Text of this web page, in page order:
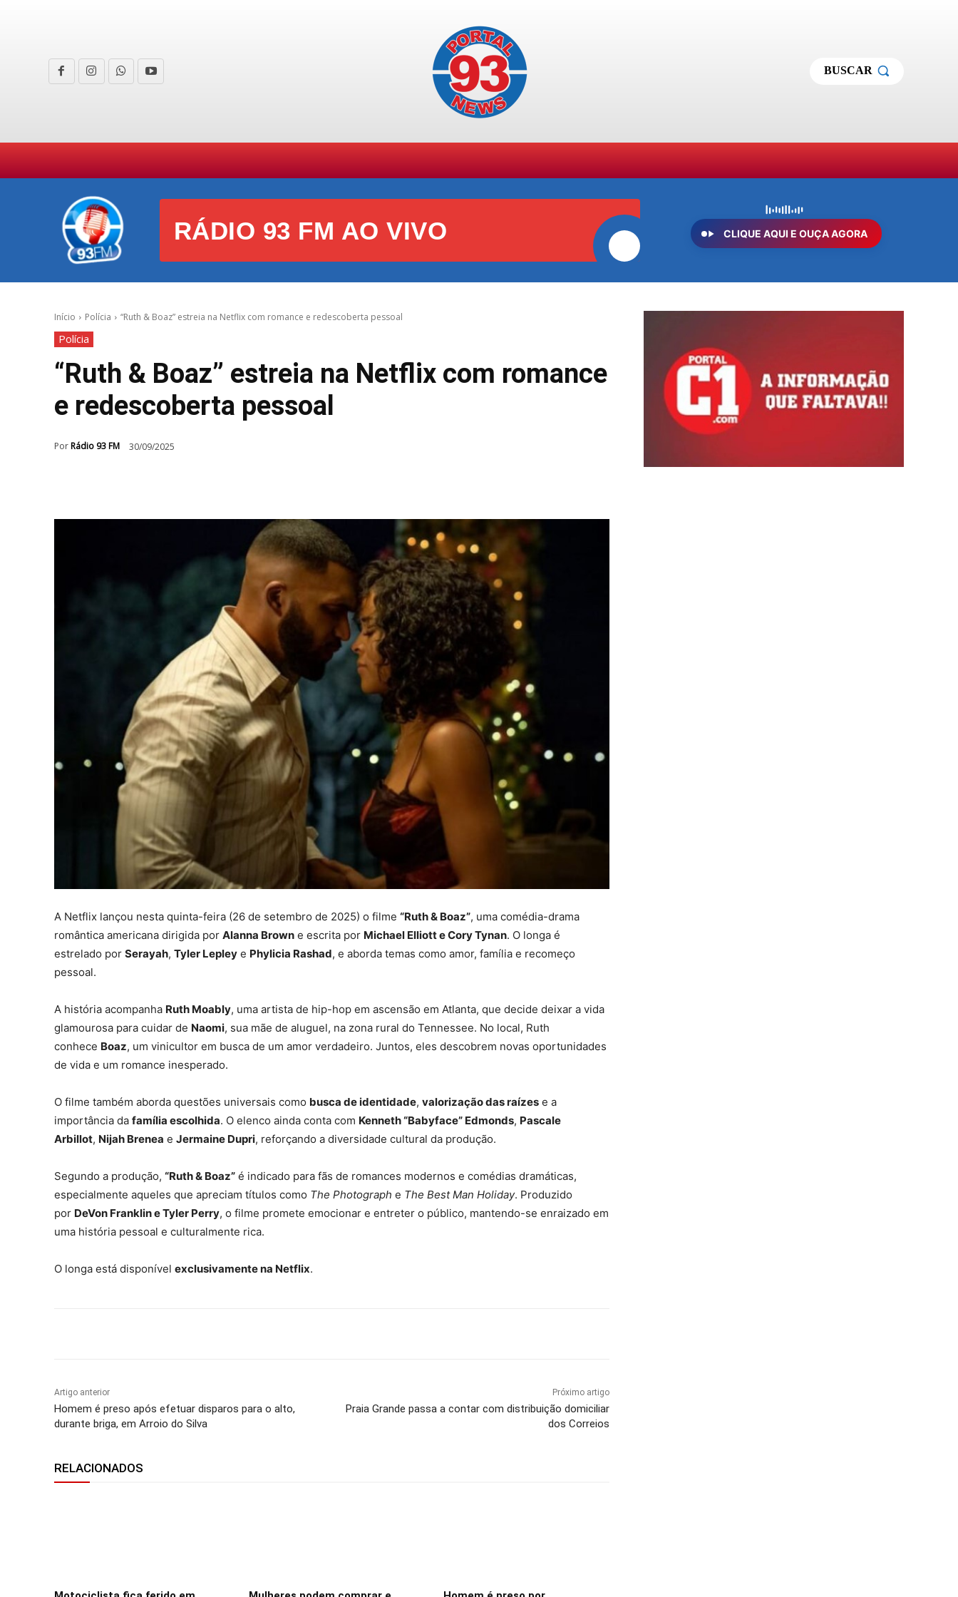
BUSCAR
RÁDIO 93 FM AO VIVO CLIQUE AQUI E OUÇA AGORA
Início Polícia “Ruth & Boaz” estreia na Netflix com romance e redescoberta pessoal
Polícia
“Ruth & Boaz” estreia na Netflix com romance
e redescoberta pessoal
PorRádio 93 FM 30/09/2025
A Netflix lançou nesta quinta-feira (26 de setembro de 2025) o filme “Ruth & Boaz”, uma comédia-drama
romântica americana dirigida por Alanna Brown e escrita por Michael Elliott e Cory Tynan. O longa é
estrelado por Serayah, Tyler Lepley e Phylicia Rashad, e aborda temas como amor, família e recomeço
pessoal.
A história acompanha Ruth Moably, uma artista de hip-hop em ascensão em Atlanta, que decide deixar a vida
glamourosa para cuidar de Naomi, sua mãe de aluguel, na zona rural do Tennessee. No local, Ruth
conhece Boaz, um vinicultor em busca de um amor verdadeiro. Juntos, eles descobrem novas oportunidades
de vida e um romance inesperado.
O filme também aborda questões universais como busca de identidade, valorização das raízes e a
importância da família escolhida. O elenco ainda conta com Kenneth “Babyface” Edmonds, Pascale
Arbillot, Nijah Brenea e Jermaine Dupri, reforçando a diversidade cultural da produção.
Segundo a produção, “Ruth & Boaz” é indicado para fãs de romances modernos e comédias dramáticas,
especialmente aqueles que apreciam títulos como The Photograph e The Best Man Holiday. Produzido
por DeVon Franklin e Tyler Perry, o filme promete emocionar e entreter o público, mantendo-se enraizado em
uma história pessoal e culturalmente rica.
O longa está disponível exclusivamente na Netflix.
Artigo anterior
Homem é preso após efetuar disparos para o alto,
durante briga, em Arroio do Silva
Próximo artigo
Praia Grande passa a contar com distribuição domiciliar
dos Correios
RELACIONADOS